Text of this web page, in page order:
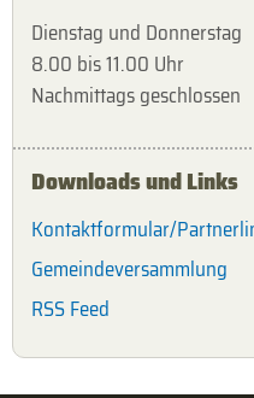
Dienstag und Donnerstag
8.00 bis 11.00 Uhr
Nachmittags geschlossen
Downloads und Links
Kontaktformular/
Gemeindeversammlung
RSS Feed